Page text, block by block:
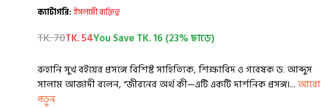
ক্যাটাগরি:ইসলামী ব্যক্তিত্ব
TK. 70TK. 54You Save TK. 16 (23% ছাড়ে)
রুহানি সুখ বইয়ের প্রসঙ্গে বিশিষ্ট সাহিত্যিক, শিক্ষাবিদ ও গবেষক ড. আব্দুস
সালাম আজাদী বলেন, “জীবনের অর্থ কী—এটি একটি দার্শনিক প্রসঙ্গ।...আরো
পড়ুন